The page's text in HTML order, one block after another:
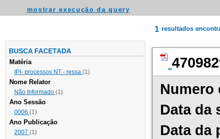
mostrar execução da query
BUSCA FACETADA
Matéria
IPI- processos NT - ressa (1)
Nome Relator
Não Informado (1)
Ano Sessão
0006 (1)
Ano Publicação
2007 (1)
1 resultados
Numero
Data da
Data da